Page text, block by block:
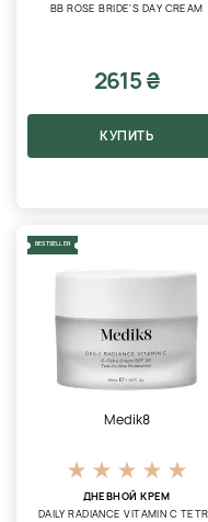
BB ROSE BRIDE'S DAY CREAM
2615 ₴
КУПИТЬ
BESTSELLER
Medik8
ДНЕВНОЙ КРЕМ
DAILY RADIANCE VITAMIN C